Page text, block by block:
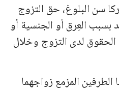
سن البلوغ، حق التزوج
العِرق أو الجنسية أو
لدى التزوج وخلال
الطرفين المزمع زواجهما